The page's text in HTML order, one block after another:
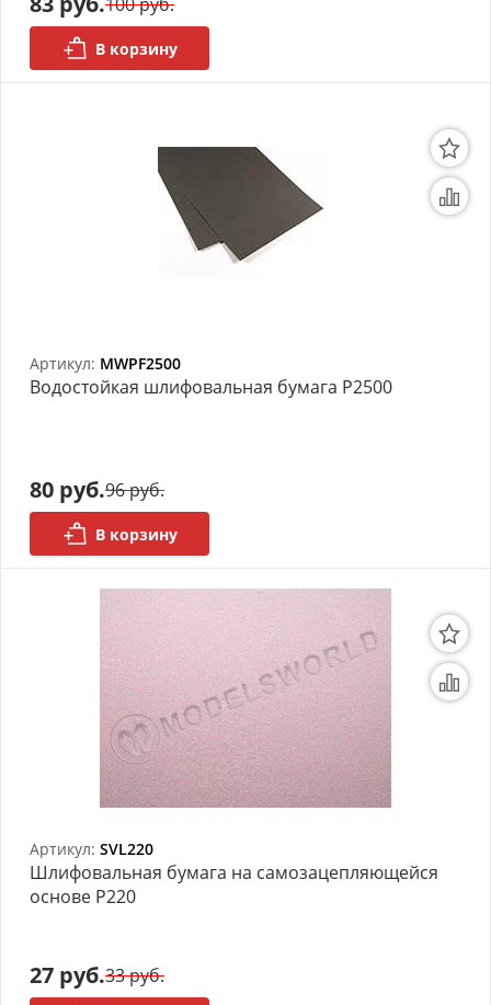
В корзину
Артикул: MWPF2500
Bодостойкая шлифовальная бумага P2500
80 руб.96 руб.
В корзину
Артикул: SVL220
Шлифовальная бумага на самозацепляющейся
основе P220
27 руб.33 руб.